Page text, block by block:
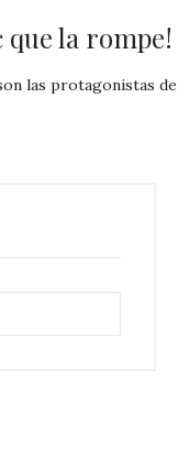
que la rompe!
las protagonistas de